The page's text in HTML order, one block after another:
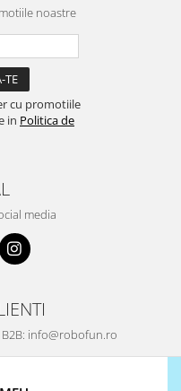
noastre
cu promotiile
in Politica de
media
info@robofun.ro